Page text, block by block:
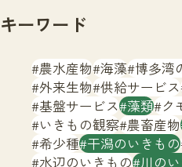
文字サイズ 小
生物多様性ふくおかウ
キーワード
農水産物 海藻 博多湾
外来生物 供給サービス
基盤サービス 藻類 ク
いきもの観察 農畜産物
希少種 干潟のいきもの
水辺のいきもの 川の